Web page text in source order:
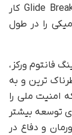
محاسباتی و آزمایش تونل باد نمونه اولیه Glide Breaker کار
را در طول
فانتوم ورکز،
ترین و به
امنیت ملی را
توسعه بیشتر
و دفاع در